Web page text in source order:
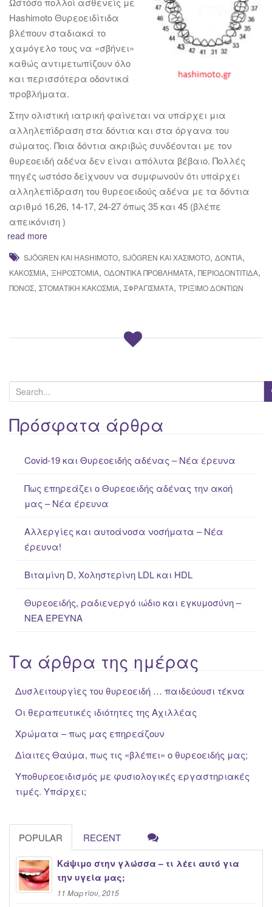
Hashimoto Θυρεοειδίτιδα
βλέπουν σταδιακά το
χαμόγελο τους να «σβήνει»
καθώς αντιμετωπίζουν όλο
και περισσότερα οδοντικά
προβλήματα.
Στην ολιστική ιατρική φαίνεται να υπάρχει μια
αλληλεπίδραση στα δόντια και στα όργανα του
σώματος. Ποια δόντια ακριβώς συνδέονται με τον
θυρεοειδή αδένα δεν είναι απόλυτα βέβαιο. Πολλές
πηγές ωστόσο δείχνουν να συμφωνούν ότι υπάρχει
αλληλεπίδραση του θυρεοειδούς αδένα με τα δόντια
αριθμό 16,26, 14-17, 24-27 όπως 35 και 45 (βλέπε
απεικόνιση )
read more
SJÖGREN ΚΑΙ HASHIMOTO, SJÖGREN ΚΑΙ ΧΑΣΙΜΌΤΟ, ΔΌΝΤΙΑ,
ΚΑΚΟΣΜΊΑ, ΞΗΡΟΣΤΟΜΊΑ, ΟΔΟΝΤΙΚΆ ΠΡΟΒΛΉΜΑΤΑ, ΠΕΡΙΟΔΟΝΤΊΤΙΔΑ,
ΠΌΝΟΣ, ΣΤΟΜΑΤΙΚΉ ΚΑΚΟΣΜΊΑ, ΣΦΡΑΓΊΣΜΑΤΑ, ΤΡΊΞΙΜΟ ΔΟΝΤΙΏΝ
e
a
rΠρόσφατα άρθρα
Covid-19 και Θυρεοειδής αδένας – Νέα έρευνα
Πως επηρεάζει ο Θυρεοειδής αδένας την ακοή
μας – Νέα έρευνα
Αλλεργίες και αυτοάνοσα νοσήματα – Νέα
έρευνα!
Βιταμίνη D, Χοληστερίνη LDL και HDL
Θυρεοειδής, ραδιενεργό ιώδιο και εγκυμοσύνη –
ΝΕΑ ΈΡΕΥΝΑ
Τα άρθρα της ημέρας
Δυσλειτουργίες του θυρεοειδή … παιδεύουσι τέκνα
Οι θεραπευτικές ιδιότητες της Αχιλλέας
Χρώματα – πως μας επηρεάζουν
Δίαιτες Θαύμα, πως τις «βλέπει» ο θυρεοειδής μας;
Υποθυρεοειδισμός με φυσιολογικές εργαστηριακές
τιμές. Υπάρχει;
POPULAR RECENT
Κάψιμο στην γλώσσα – τι λέει αυτό για
την υγεία μας;
11 Μαρτίου, 2015